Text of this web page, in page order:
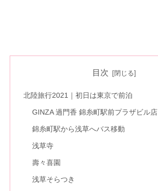
目次
北陸旅行2021｜初日は東京で前泊
GINZA 過門香 錦糸町駅前プラザビル店
錦糸町駅から浅草へバス移動
浅草寺
壽々喜園
浅草そらつき